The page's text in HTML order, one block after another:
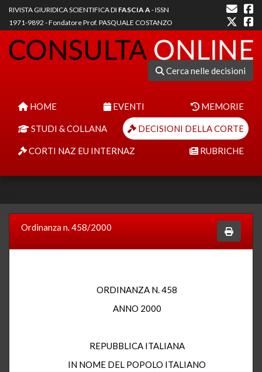
RIVISTA GIURIDICA SCIENTIFICA DI FASCIA A- ISSN
1971-9892 - Fondatore Prof. PASQUALE COSTANZO
Cerca nelle decisioni
HOME EVENTI MEMORIE
STUDI & COLLANA DECISIONI DELLA CORTE
CORTI NAZ EU INTERNAZ RUBRICHE
Ordinanza n. 458/2000
ORDINANZA N. 458
ANNO 2000
REPUBBLICA ITALIANA
IN NOME DEL POPOLO ITALIANO